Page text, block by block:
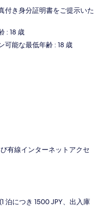
付き身分証明書をご提示いた
: 18 歳
可能な最低年齢 : 18 歳
有線インターネットアクセ
泊につき 1500 JPY、出入庫